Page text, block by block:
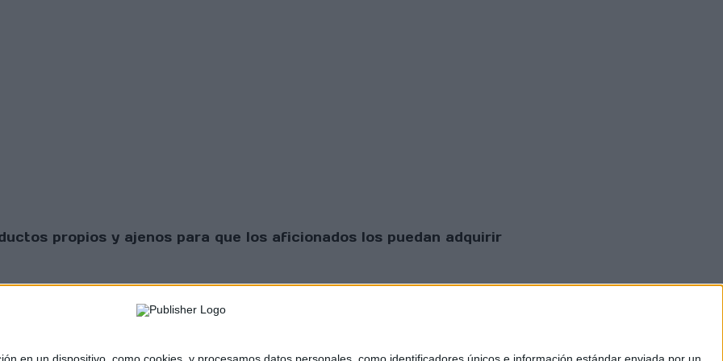
propios y ajenos para que los aficionados los puedan adquirir